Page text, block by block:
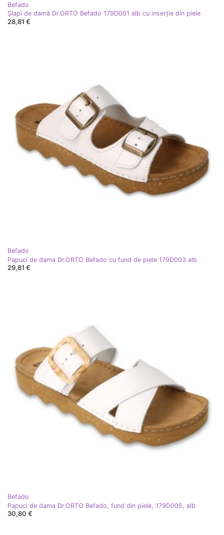
Befado
Şlapi de damă Dr.ORTO Befado 179D001 alb cu inserţie din piele
28,81 €
Befado
Papuci de dama Dr.ORTO Befado cu fund de piele 179D003 alb
29,81 €
Befado
Papuci de dama Dr.ORTO Befado, fund din piele, 179D005, alb
30,80 €